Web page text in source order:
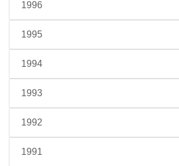
1996
1995
1994
1993
1992
1991